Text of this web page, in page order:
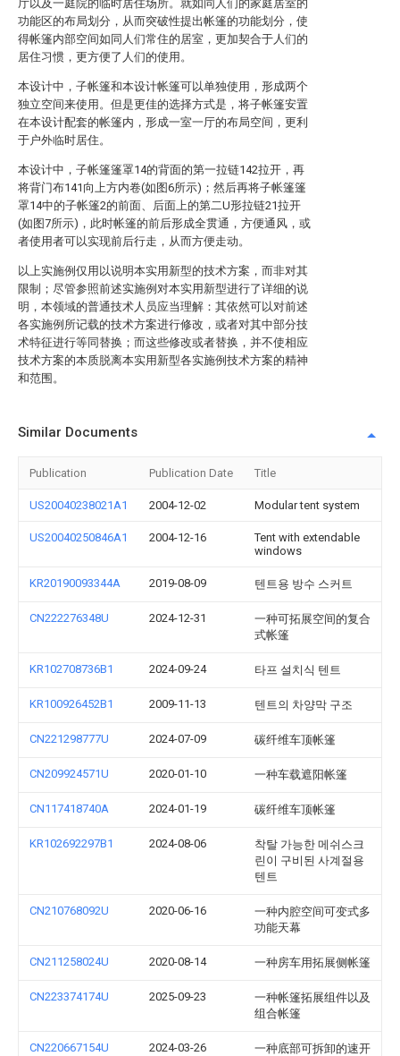
厅以及一庭院的临时居住场所。就如同人们的家庭居室的
功能区的布局划分，从而突破性提出帐篷的功能划分，使
得帐篷内部空间如同人们常住的居室，更加契合于人们的
居住习惯，更方便了人们的使用。
本设计中，子帐篷和本设计帐篷可以单独使用，形成两个
独立空间来使用。但是更佳的选择方式是，将子帐篷安置
在本设计配套的帐篷内，形成一室一厅的布局空间，更利
于户外临时居住。
本设计中，子帐篷篷罩14的背面的第一拉链142拉开，再
将背门布141向上方内卷(如图6所示)；然后再将子帐篷篷
罩14中的子帐篷2的前面、后面上的第二U形拉链21拉开
(如图7所示)，此时帐篷的前后形成全贯通，方便通风，或
者使用者可以实现前后行走，从而方便走动。
以上实施例仅用以说明本实用新型的技术方案，而非对其
限制；尽管参照前述实施例对本实用新型进行了详细的说
明，本领域的普通技术人员应当理解：其依然可以对前述
各实施例所记载的技术方案进行修改，或者对其中部分技
术特征进行等同替换；而这些修改或者替换，并不使相应
技术方案的本质脱离本实用新型各实施例技术方案的精神
和范围。
Similar Documents
Publication Publication Date Title
US20040238021A1 2004-12-02 Modular tent system
US20040250846A1 2004-12-16
Tent with extendable
windows
KR20190093344A 2019-08-09 텐트용 방수 스커트
CN222276348U 2024-12-31
一种可拓展空间的复合
式帐篷
KR102708736B1 2024-09-24 타프 설치식 텐트
KR100926452B1 2009-11-13 텐트의 차양막 구조
CN221298777U 2024-07-09 碳纤维车顶帐篷
CN209924571U 2020-01-10 一种车载遮阳帐篷
CN117418740A 2024-01-19 碳纤维车顶帐篷
KR102692297B1 2024-08-06
착탈 가능한 메쉬스크
린이 구비된 사계절용
텐트
CN210768092U 2020-06-16
一种内腔空间可变式多
功能天幕
CN211258024U 2020-08-14 一种房车用拓展侧帐篷
CN223374174U 2025-09-23
一种帐篷拓展组件以及
组合帐篷
CN220667154U 2024-03-26
一种底部可拆卸的速开